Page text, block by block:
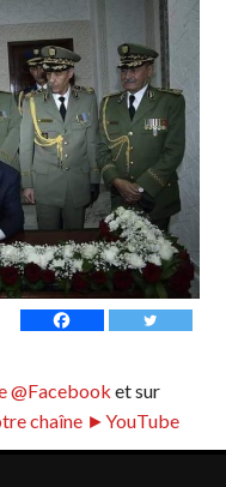
@Facebook et sur
chaîne ►YouTube